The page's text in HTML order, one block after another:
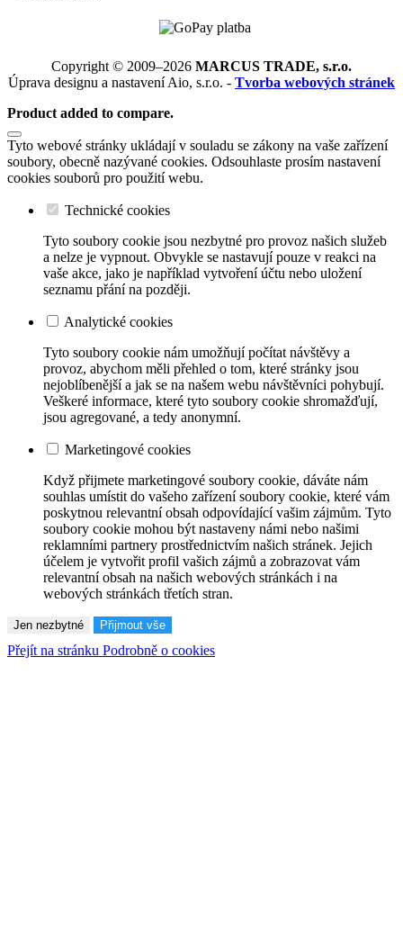
Copyright © 2009–2026 MARCUS TRADE, s.r.o.
Úprava designu a nastavení Aio, s.r.o. - Tvorba webových stránek
Product added to compare.
Tyto webové stránky ukládají v souladu se zákony na vaše zařízení
soubory, obecně nazývané cookies. Odsouhlaste prosím nastavení
cookies souborů pro použití webu.
Technické cookies
Tyto soubory cookie jsou nezbytné pro provoz našich služeb
a nelze je vypnout. Obvykle se nastavují pouze v reakci na
vaše akce, jako je například vytvoření účtu nebo uložení
seznamu přání na později.
Analytické cookies
Tyto soubory cookie nám umožňují počítat návštěvy a
provoz, abychom měli přehled o tom, které stránky jsou
nejoblíbenější a jak se na našem webu návštěvníci pohybují.
Veškeré informace, které tyto soubory cookie shromažďují,
jsou agregované, a tedy anonymní.
Marketingové cookies
Když přijmete marketingové soubory cookie, dáváte nám
souhlas umístit do vašeho zařízení soubory cookie, které vám
poskytnou relevantní obsah odpovídající vašim zájmům. Tyto
soubory cookie mohou být nastaveny námi nebo našimi
reklamními partnery prostřednictvím našich stránek. Jejich
účelem je vytvořit profil vašich zájmů a zobrazovat vám
relevantní obsah na našich webových stránkách i na
webových stránkách třetích stran.
Jen nezbytné Přijmout vše
Přejít na stránku Podrobně o cookies